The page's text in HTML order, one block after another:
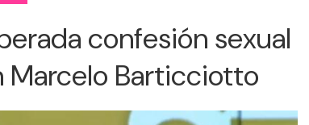
confesión sexual
Marcelo Barticciotto